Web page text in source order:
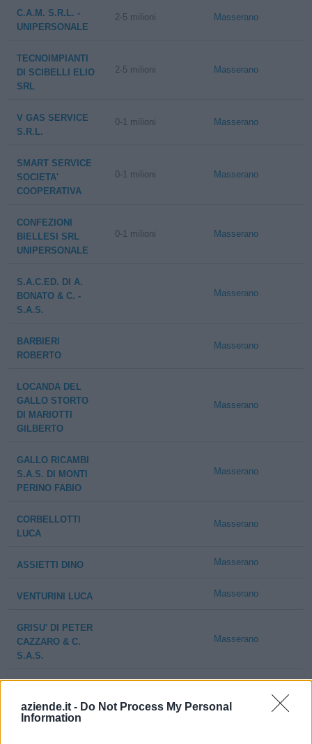
aziende.it - Do Not Process My Personal
Information
C.A.M. S.R.L. -
UNIPERSONALE
2-5 milioni Masserano
TECNOIMPIANTI
DI SCIBELLI ELIO
SRL
2-5 milioni Masserano
V GAS SERVICE
S.R.L.
0-1 milioni Masserano
SMART SERVICE
SOCIETA'
COOPERATIVA
0-1 milioni Masserano
CONFEZIONI
BIELLESI SRL
UNIPERSONALE
0-1 milioni Masserano
S.A.C.ED. DI A.
BONATO & C. -
S.A.S.
Masserano
BARBIERI
ROBERTO
Masserano
LOCANDA DEL
GALLO STORTO
DI MARIOTTI
GILBERTO
Masserano
GALLO RICAMBI
S.A.S. DI MONTI
PERINO FABIO
Masserano
CORBELLOTTI
LUCA
Masserano
ASSIETTI DINO Masserano
VENTURINI LUCA Masserano
GRISU' DI PETER
CAZZARO & C.
S.A.S.
Masserano
DANIELE